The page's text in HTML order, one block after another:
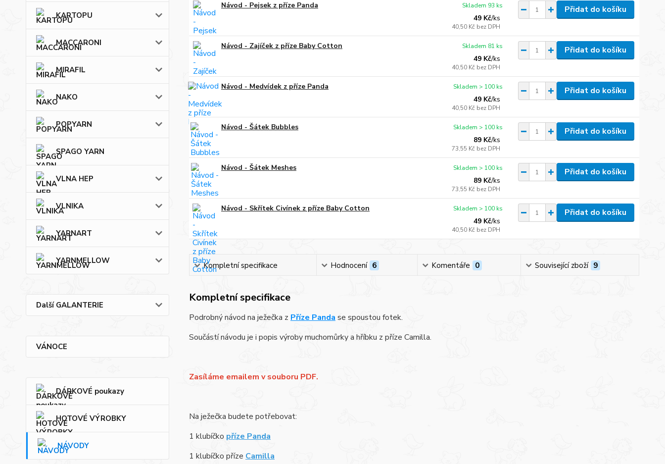
KARTOPU
MACCARONI
MIRAFIL
NAKO
POPYARN
SPAGO YARN
VLNA HEP
VLNIKA
YARNART
YARNMELLOW
Další GALANTERIE
VÁNOCE
DÁRKOVÉ poukazy
HOTOVÉ VÝROBKY
NÁVODY
Návod - Pejsek z příze Panda
49 Kč/ks
40,50 Kč bez DPH
Skladem 93 ks Přidat do košíku
Návod - Zajíček z příze Baby Cotton
49 Kč/ks
40,50 Kč bez DPH
Skladem 81 ks Přidat do košíku
Návod - Medvídek z příze Panda
49 Kč/ks
40,50 Kč bez DPH
Skladem > 100 ks Přidat do košíku
Návod - Šátek Bubbles
89 Kč/ks
73,55 Kč bez DPH
Skladem > 100 ks Přidat do košíku
Návod - Šátek Meshes
89 Kč/ks
73,55 Kč bez DPH
Skladem > 100 ks Přidat do košíku
Návod - Skřítek Civínek z příze Baby Cotton
49 Kč/ks
40,50 Kč bez DPH
Skladem > 100 ks Přidat do košíku
Kompletní specifikace Hodnocení 6 Komentáře 0 Související zboží 9
Kompletní specifikace
Podrobný návod na ježečka z Příze Panda se spoustou fotek.
Součástí návodu je i popis výroby muchomůrky a hříbku z příze Camilla.
Zasíláme emailem v souboru PDF.
Na ježečka budete potřebovat:
1 klubíčko příze Panda
1 klubíčko příze Camilla